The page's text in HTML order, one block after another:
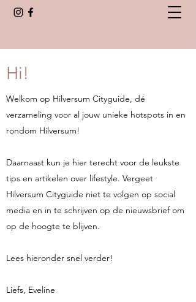
Hi!
Welkom op Hilversum Cityguide, dé
verzameling voor al jouw unieke hotspots in en
rondom Hilversum!
Daarnaast kun je hier terecht voor de leukste
tips en artikelen over lifestyle. Vergeet
Hilversum Cityguide niet te volgen op social
media en in te schrijven op de nieuwsbrief om
op de hoogte te blijven.
Lees hieronder snel verder!
Liefs, Eveline